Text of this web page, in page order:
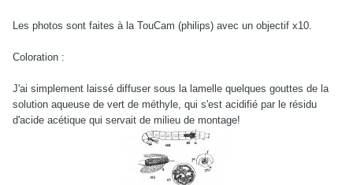
Les photos sont faites à la TouCam (philips) avec un objectif x10.
Coloration :
J'ai simplement laissé diffuser sous la lamelle quelques gouttes de la
solution aqueuse de vert de méthyle, qui s'est acidifié par le résidu
d'acide acétique qui servait de milieu de montage!